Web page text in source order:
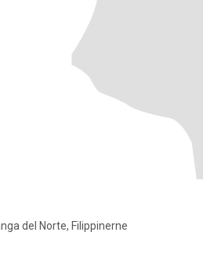
del Norte, Filippinerne